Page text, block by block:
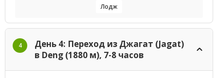
Лодж
4
День 4: Переход из Джагат (Jagat)
в Deng (1880 м), 7-8 часов